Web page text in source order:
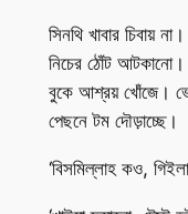
সিনথি খাবার চিবায়
নিচের ঠোঁট
বুকে আশ্রয় খোঁজে।
পেছনে টম দৌড়াচ্ছে।
‘বিসমিল্লাহ কও,